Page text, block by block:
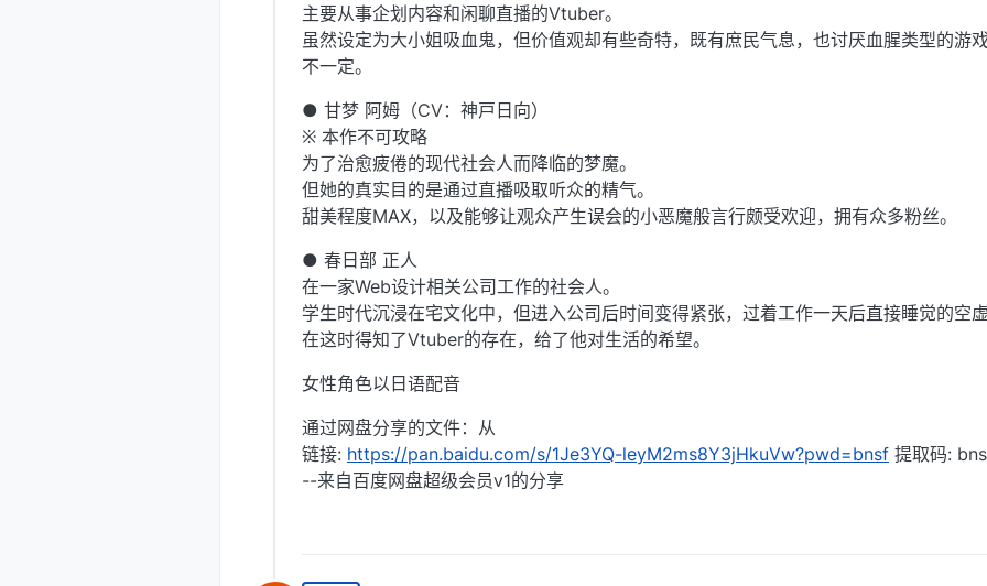
主要从事企划内容和闲聊直播的Vtuber。
虽然设定为大小姐吸血鬼，但价值观却有些奇特，既有庶民气息，也讨厌血腥类型的游
不一定。
● 甘梦 阿姆（CV：神戸日向）
※ 本作不可攻略
为了治愈疲倦的现代社会人而降临的梦魔。
但她的真实目的是通过直播吸取听众的精气。
甜美程度MAX，以及能够让观众产生误会的小恶魔般言行颇受欢迎，拥有众多粉丝。
● 春日部 正人
在一家Web设计相关公司工作的社会人。
学生时代沉浸在宅文化中，但进入公司后时间变得紧张，过着工作一天后直接睡觉的空
在这时得知了Vtuber的存在，给了他对生活的希望。
女性角色以日语配音
通过网盘分享的文件：从
链接: https://pan.baidu.com/s/1Je3YQ-leyM2ms8Y3jHkuVw?pwd=bnsf 提取码:
--来自百度网盘超级会员v1的分享